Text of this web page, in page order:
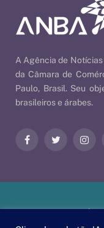
A Agência de
da Câmara de
Paulo, Brasil. Seu
brasileiros e árabes.
FacebookTwitter